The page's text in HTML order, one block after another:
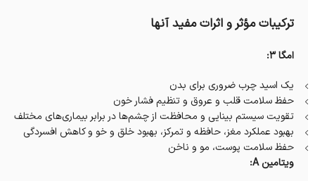
ترکیبات مؤثر و اثرات مفید آنها
امگا ۳:
یک اسید چرب ضروری برای بدن
حفظ سلامت قلب و عروق و تنظیم فشار خون
تقویت سیستم بینایی و محافظت از چشم‌ها در برابر بیماری‌های مختلف
بهبود عملکرد مغز، حافظه و تمرکز، بهبود خلق و خو و کاهش افسردگی
حفظ سلامت پوست، مو و ناخن
ویتامین A: